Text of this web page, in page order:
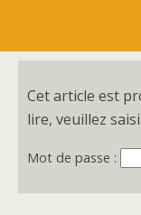
Cet article est
lire, veuillez
Mot de passe :